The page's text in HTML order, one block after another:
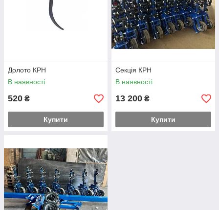
Долото КРН
В наявності
520 ₴
Купити
Секція КРН
В наявності
13 200 ₴
Купити